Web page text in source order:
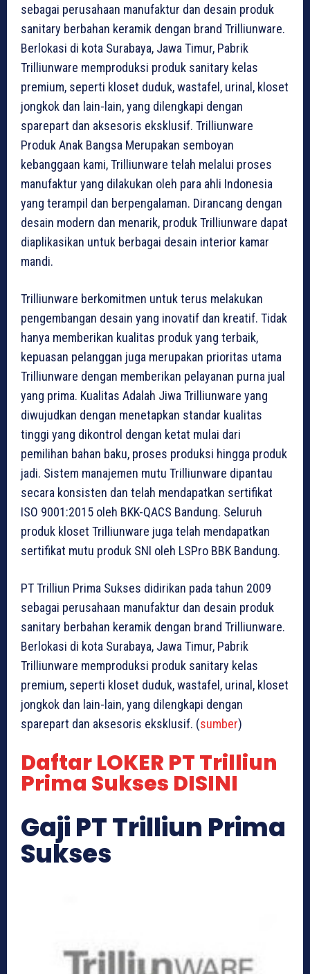
sebagai perusahaan manufaktur dan desain produk
sanitary berbahan keramik dengan brand Trilliunware.
Berlokasi di kota Surabaya, Jawa Timur, Pabrik
Trilliunware memproduksi produk sanitary kelas
premium, seperti kloset duduk, wastafel, urinal, kloset
jongkok dan lain-lain, yang dilengkapi dengan
sparepart dan aksesoris eksklusif. Trilliunware
Produk Anak Bangsa Merupakan semboyan
kebanggaan kami, Trilliunware telah melalui proses
manufaktur yang dilakukan oleh para ahli Indonesia
yang terampil dan berpengalaman. Dirancang dengan
desain modern dan menarik, produk Trilliunware dapat
diaplikasikan untuk berbagai desain interior kamar
mandi.
Trilliunware berkomitmen untuk terus melakukan
pengembangan desain yang inovatif dan kreatif. Tidak
hanya memberikan kualitas produk yang terbaik,
kepuasan pelanggan juga merupakan prioritas utama
Trilliunware dengan memberikan pelayanan purna jual
yang prima. Kualitas Adalah Jiwa Trilliunware yang
diwujudkan dengan menetapkan standar kualitas
tinggi yang dikontrol dengan ketat mulai dari
pemilihan bahan baku, proses produksi hingga produk
jadi. Sistem manajemen mutu Trilliunware dipantau
secara konsisten dan telah mendapatkan sertifikat
ISO 9001:2015 oleh BKK-QACS Bandung. Seluruh
produk kloset Trilliunware juga telah mendapatkan
sertifikat mutu produk SNI oleh LSPro BBK Bandung.
PT Trilliun Prima Sukses didirikan pada tahun 2009
sebagai perusahaan manufaktur dan desain produk
sanitary berbahan keramik dengan brand Trilliunware.
Berlokasi di kota Surabaya, Jawa Timur, Pabrik
Trilliunware memproduksi produk sanitary kelas
premium, seperti kloset duduk, wastafel, urinal, kloset
jongkok dan lain-lain, yang dilengkapi dengan
sparepart dan aksesoris eksklusif. (sumber)
Daftar LOKER PT Trilliun
Prima Sukses DISINI
Gaji PT Trilliun Prima
Sukses